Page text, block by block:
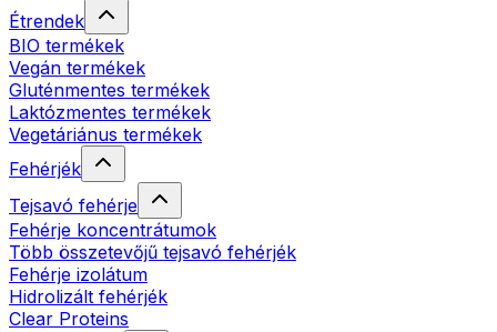
Étrendek
BIO termékek
Vegán termékek
Gluténmentes termékek
Laktózmentes termékek
Vegetáriánus termékek
Fehérjék
Tejsavó fehérje
Fehérje koncentrátumok
Több összetevőjű tejsavó fehérjék
Fehérje izolátum
Hidrolizált fehérjék
Clear Proteins